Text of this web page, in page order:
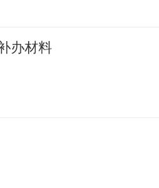
办材料